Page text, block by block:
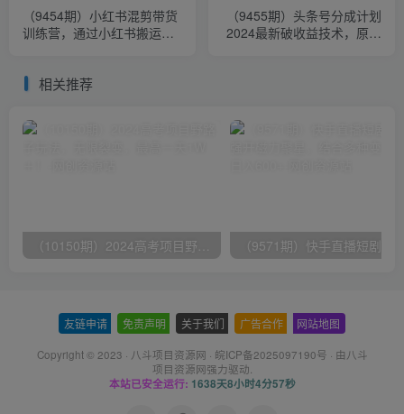
（9454期）小红书混剪带货
训练营，通过小红书搬运混
（9455期）头条号分成计划
2024最新破收益技术，原创
相关推荐
（10150期）2024高考项目野路子玩法，无限裂变，最高一天1W＋！
友链申请 免责声明 关于我们 广告合作 网站地图
Copyright © 2023 · 八斗项目资源网 · 皖ICP备2025097190号 · 由八斗
项目资源网强力驱动.
本站已安全运行: 1638天8小时4分58秒